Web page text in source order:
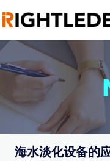
海水淡化设备的